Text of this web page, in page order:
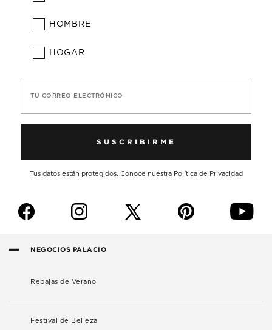
HOMBRE
HOGAR
TU CORREO ELECTRÓNICO
SUSCRIBIRME
Tus datos están protegidos. Conoce nuestra Política de Privacidad
f i p y
NEGOCIOS PALACIO
Rebajas de Verano
Festival de Belleza